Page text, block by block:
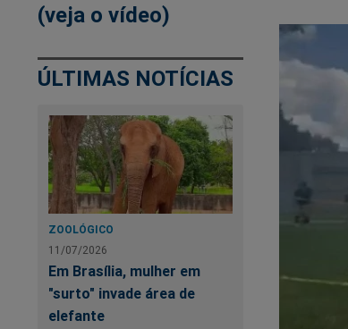
(veja o vídeo)
ÚLTIMAS NOTÍCIAS
ZOOLÓGICO
11/07/2026
Em Brasília, mulher em
"surto" invade área de
elefante